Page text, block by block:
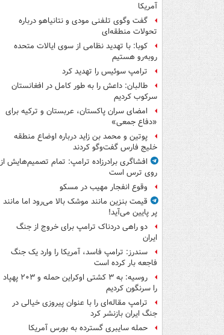
آمریکا
گفت وگوی تلفنی مودی و نتانیاهو درباره
تحولات منطقه‌ای
کوبا: با تهدید نظامی از سوی ایالات متحده
روبه‌رو هستیم
ترامپ سوئیس را تهدید کرد
طالبان: داعش را به طور کامل در افغانستان
سرکوب کردیم
امضای سران پاکستان، عربستان و ترکیه برای
«دفاع جمعی»
پوتین و محمد بن زاید درباره اوضاع منطقه
خلیج فارس گفت‌وگو کردند
افشاگری برادرزاده ترامپ: تمام تصمیم‌هایش از
روی ترس است
وقوع انفجار مهیب در مسکو
قیمت بنزین مانند موشک بالا می‌رود اما مانند
پر پایین می‌آید!
دو راهی دردناک ترامپ برای خروج از جنگ
ایران
سندرز: ترامپ فاسد، آمریکا را وارد یک جنگ
فاجعه بار کرده است
روسیه: به ۳ کشتی اوکراین حمله و ۲۰۳ پهپاد
را سرنگون کردیم
ترامپ مقاله‌ای را با عنوان پیروزی خیالی در
جنگ ایران بازنشر کرد
حمله سایبری گسترده به بورس آمریکا